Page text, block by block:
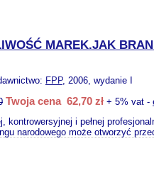
MAREK.JAK
FPP, 2006, wydanie I
Twoja cena 62,70 zł + 5% vat -
kontrowersyjnej i pełnej
narodowego może otworzyć